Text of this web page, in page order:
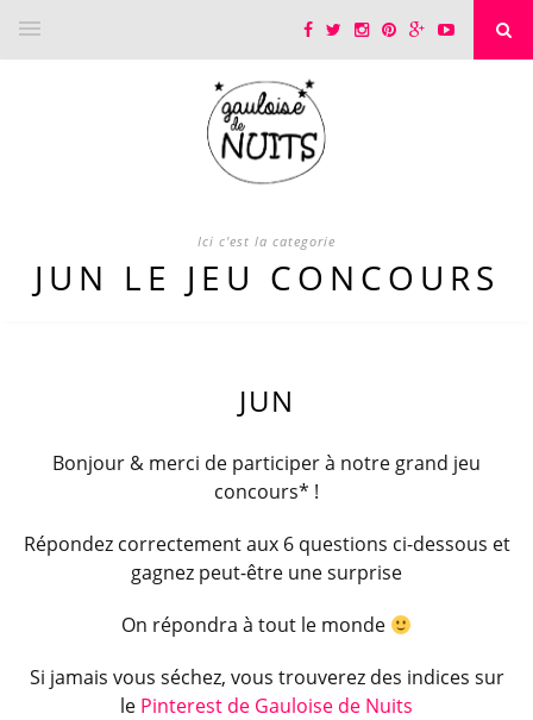
Ici c'est la categorie
JUN LE JEU CONCOURS
JUN
Bonjour & merci de participer à notre grand jeu
concours* !
Répondez correctement aux 6 questions ci-dessous et
gagnez peut-être une surprise
On répondra à tout le monde
Si jamais vous séchez, vous trouverez des indices sur
le Pinterest de Gauloise de Nuits